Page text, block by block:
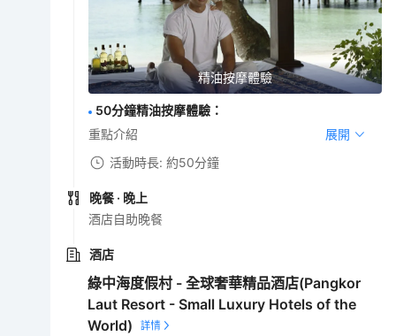
精油按摩體驗
50分鐘精油按摩體驗 ：
重點介紹
展開
活動時長: 約50分鐘
晚餐 · 晚上
酒店自助晚餐
酒店
綠中海度假村 - 全球奢華精品酒店(Pangkor
Laut Resort - Small Luxury Hotels of the
World)